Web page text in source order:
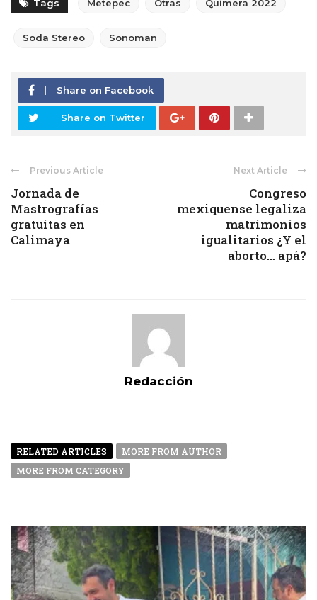
Tags Metepec Otras Quimera 2022
Soda Stereo Sonoman
Share on Facebook
Share on Twitter
Previous Article
Jornada de
Mastrografías
gratuitas en
Calimaya
Next Article
Congreso
mexiquense legaliza
matrimonios
igualitarios ¿Y el
aborto… apá?
Redacción
RELATED ARTICLES
MORE FROM AUTHOR
MORE FROM CATEGORY